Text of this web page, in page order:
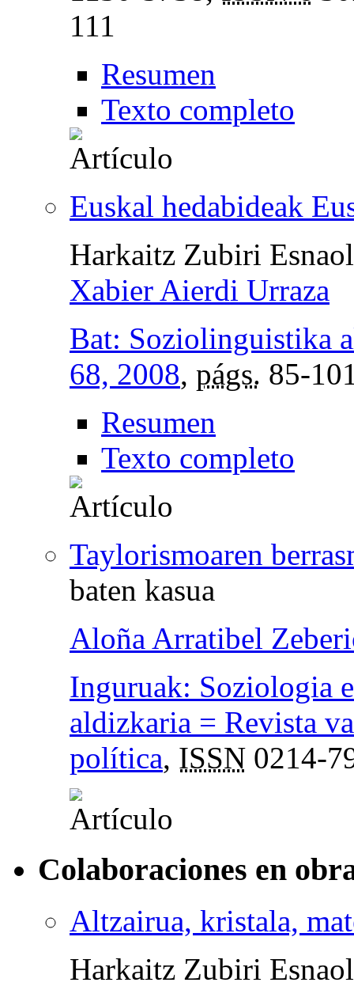
111
Resumen
Texto completo
Euskal hedabideak
Harkaitz Zubiri
Xabier Aierdi Urraza
Bat: Soziolinguistika
68, 2008, págs. 85-
Resumen
Texto completo
Taylorismoaren
baten kasua
Aloña Arratibel
Inguruak: Soziologia
aldizkaria = Revista
política, ISSN 0214-
Colaboraciones en
Altzairua, kristala,
Harkaitz Zubiri